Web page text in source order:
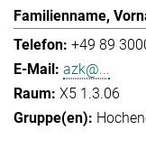
+49 89
azk@...
X5 1.3.06